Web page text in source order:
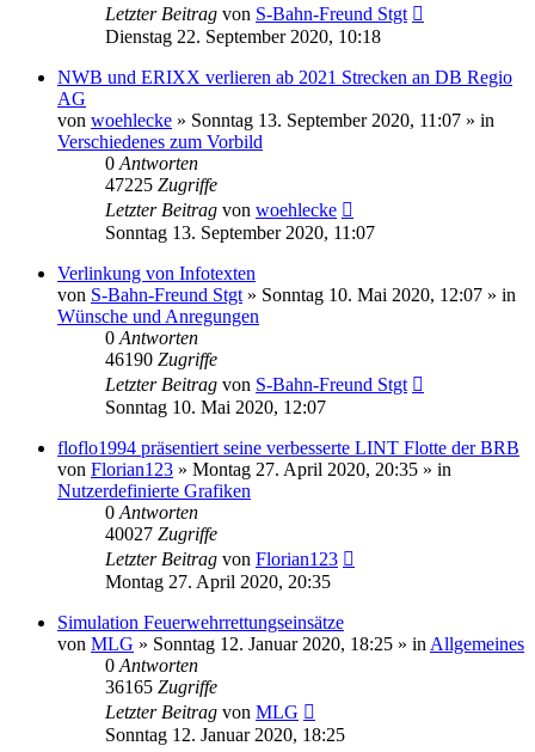
Letzter Beitrag von S-Bahn-Freund Stgt
Dienstag 22. September 2020, 10:18
NWB und ERIXX verlieren ab 2021 Strecken an DB Regio
AG
von woehlecke » Sonntag 13. September 2020, 11:07 » in
Verschiedenes zum Vorbild
0 Antworten
47225 Zugriffe
Letzter Beitrag von woehlecke
Sonntag 13. September 2020, 11:07
Verlinkung von Infotexten
von S-Bahn-Freund Stgt » Sonntag 10. Mai 2020, 12:07 » in
Wünsche und Anregungen
0 Antworten
46190 Zugriffe
Letzter Beitrag von S-Bahn-Freund Stgt
Sonntag 10. Mai 2020, 12:07
floflo1994 präsentiert seine verbesserte LINT Flotte der BRB
von Florian123 » Montag 27. April 2020, 20:35 » in
Nutzerdefinierte Grafiken
0 Antworten
40027 Zugriffe
Letzter Beitrag von Florian123
Montag 27. April 2020, 20:35
Simulation Feuerwehrrettungseinsätze
von MLG » Sonntag 12. Januar 2020, 18:25 » in Allgemeines
0 Antworten
36165 Zugriffe
Letzter Beitrag von MLG
Sonntag 12. Januar 2020, 18:25